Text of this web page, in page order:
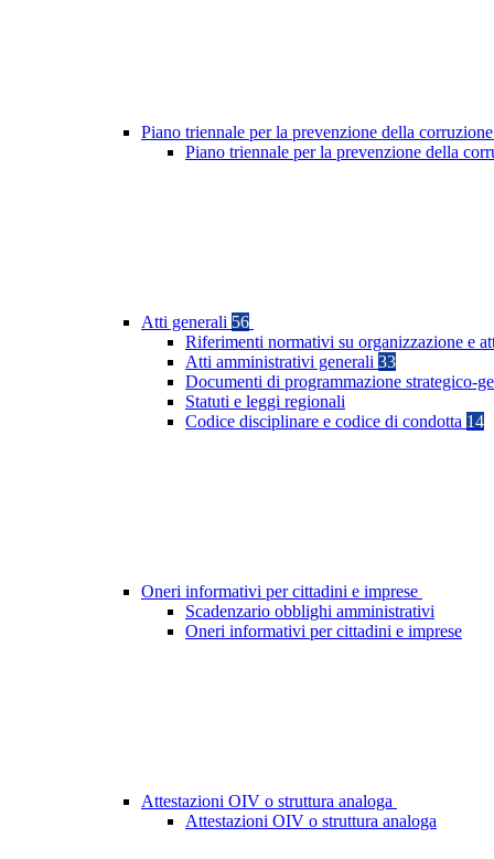
Piano triennale per la prevenzione della
Piano triennale per la prevenzione della
Atti generali 56
Riferimenti normativi su organizzazione e
Atti amministrativi generali 33
Documenti di programmazione strategico-
Statuti e leggi regionali
Codice disciplinare e codice di condotta 14
Oneri informativi per cittadini e imprese
Scadenzario obblighi amministrativi
Oneri informativi per cittadini e imprese
Attestazioni OIV o struttura analoga
Attestazioni OIV o struttura analoga